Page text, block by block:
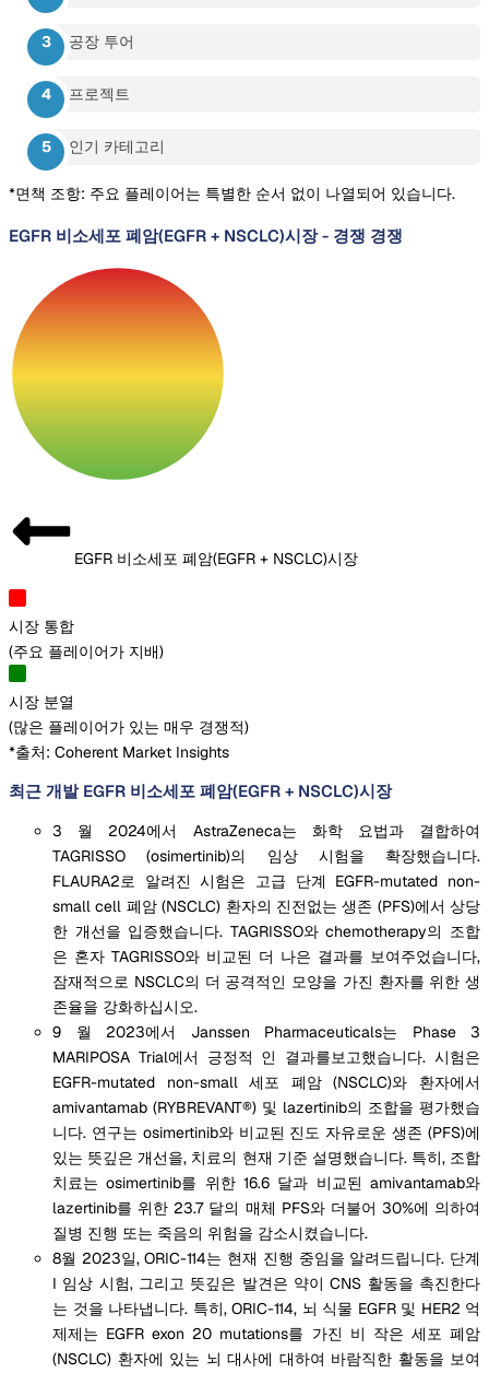
공장 투어
프로젝트
인기 카테고리
*면책 조항: 주요 플레이어는 특별한 순서 없이 나열되어 있습니다.
EGFR 비소세포 폐암(EGFR + NSCLC)시장- 경쟁 경쟁
EGFR 비소세포 폐암(EGFR + NSCLC)시장
시장 통합
(주요 플레이어가 지배)
시장 분열
(많은 플레이어가 있는 매우 경쟁적)
*출처: Coherent Market Insights
최근 개발 EGFR 비소세포 폐암(EGFR + NSCLC)시장
3 월 2024에서 AstraZeneca는 화학 요법과 결합하여
TAGRISSO (osimertinib)의 임상 시험을 확장했습니다.
FLAURA2로 알려진 시험은 고급 단계 EGFR-mutated non-
small cell 폐암 (NSCLC) 환자의 진전없는 생존 (PFS)에서 상당
한 개선을 입증했습니다. TAGRISSO와 chemotherapy의 조합
은 혼자 TAGRISSO와 비교된 더 나은 결과를 보여주었습니다,
잠재적으로 NSCLC의 더 공격적인 모양을 가진 환자를 위한 생
존율을 강화하십시오.
9 월 2023에서 Janssen Pharmaceuticals는 Phase 3
MARIPOSA Trial에서 긍정적 인 결과를보고했습니다. 시험은
EGFR-mutated non-small 세포 폐암 (NSCLC)와 환자에서
amivantamab (RYBREVANT®) 및 lazertinib의 조합을 평가했습
니다. 연구는 osimertinib와 비교된 진도 자유로운 생존 (PFS)에
있는 뜻깊은 개선을, 치료의 현재 기준 설명했습니다. 특히, 조합
치료는 osimertinib를 위한 16.6 달과 비교된 amivantamab와
lazertinib를 위한 23.7 달의 매체 PFS와 더불어 30%에 의하여
질병 진행 또는 죽음의 위험을 감소시켰습니다.
8월 2023일, ORIC-114는 현재 진행 중임을 알려드립니다. 단계
I 임상 시험, 그리고 뜻깊은 발견은 약이 CNS 활동을 촉진한다
는 것을 나타냅니다. 특히, ORIC-114, 뇌 식물 EGFR 및 HER2 억
제제는 EGFR exon 20 mutations를 가진 비 작은 세포 폐암
(NSCLC) 환자에 있는 뇌 대사에 대하여 바람직한 활동을 보여